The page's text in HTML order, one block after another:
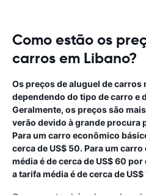
Como estão os
carros em Libano?
Os preços de aluguel de carros
dependendo do tipo de carro e
Geralmente, os preços são
verão devido à grande procura
Para um carro econômico
cerca de US$ 50. Para um
média é de cerca de US$ 60
a tarifa média é de cerca de